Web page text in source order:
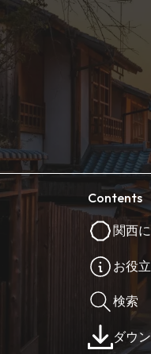
Contents
関西
お役
検索
ダウ